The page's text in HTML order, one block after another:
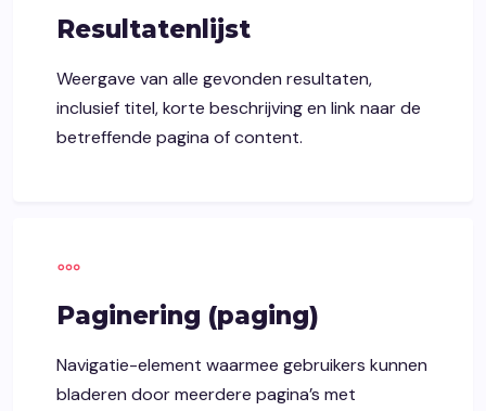
Resultatenlijst
Weergave van alle gevonden resultaten,
inclusief titel, korte beschrijving en link naar de
betreffende pagina of content.
Paginering (paging)
Navigatie-element waarmee gebruikers kunnen
bladeren door meerdere pagina’s met